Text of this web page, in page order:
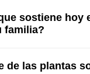
sostiene hoy
familia?
de las plantas